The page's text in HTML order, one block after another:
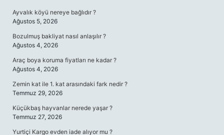
Ayvalık köyü nereye bağlıdır ?
Ağustos 5, 2026
Bozulmuş bakliyat nasıl anlaşılır ?
Ağustos 4, 2026
Araç boya koruma fiyatları ne kadar ?
Ağustos 4, 2026
Zemin kat ile 1. kat arasındaki fark nedir ?
Temmuz 29, 2026
Küçükbaş hayvanlar nerede yaşar ?
Temmuz 27, 2026
Yurtiçi Kargo evden iade alıyor mu ?